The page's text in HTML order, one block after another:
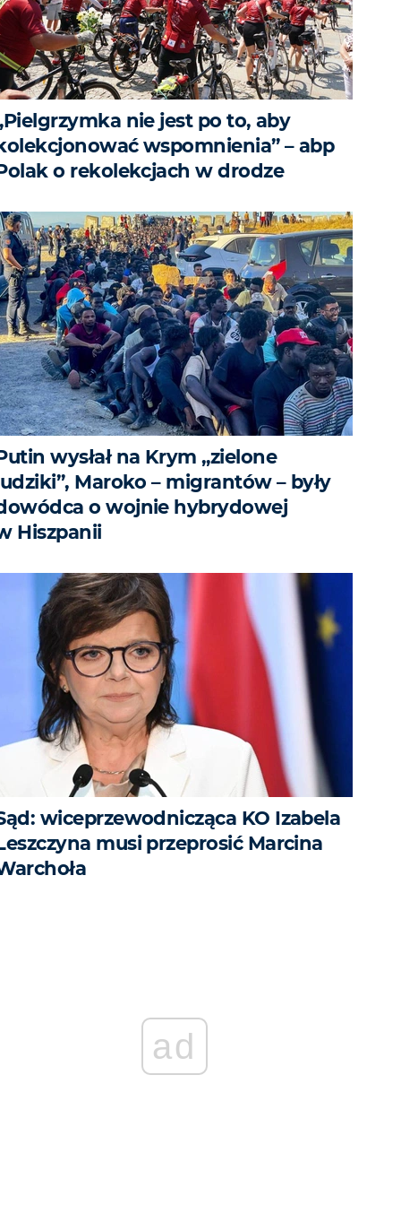
nie jest po to, aby
wspomnienia” – abp
o rekolekcjach w drodze
wysłał na Krym „zielone
Maroko – migrantów – były
o wojnie hybrydowej
Hiszpanii
wiceprzewodnicząca KO Izabela
musi przeprosić Marcina
ad